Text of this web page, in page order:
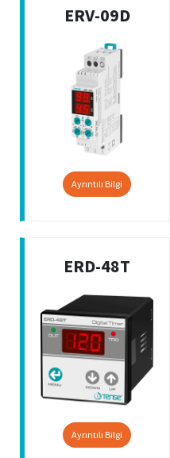
ERV-09D
Ayrıntılı Bilgi
ERD-48T
Ayrıntılı Bilgi